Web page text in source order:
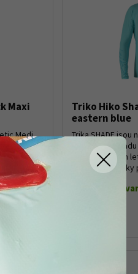
Maxi
Medi
jedno
Triko Hiko
eastern blue
Trika SHADE
vaše tělo v
během horkých
její blízkosti.
Skladem dle